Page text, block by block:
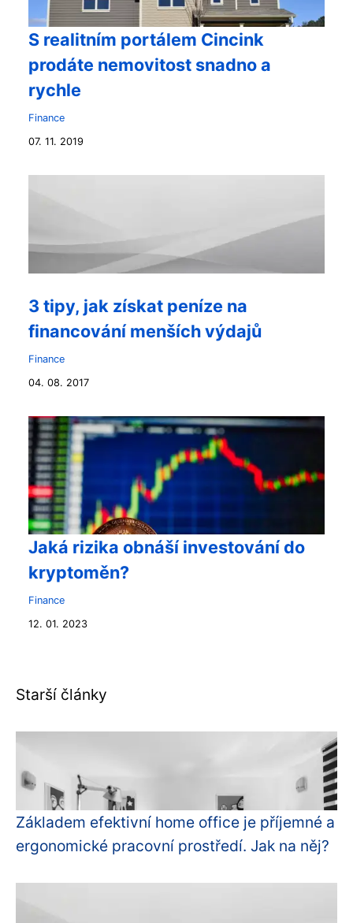
S realitním portálem Cincink
prodáte nemovitost snadno a
rychle
Finance
07. 11. 2019
3 tipy, jak získat peníze na
financování menších výdajů
Finance
04. 08. 2017
Jaká rizika obnáší investování do
kryptoměn?
Finance
12. 01. 2023
Starší články
Základem efektivní home office je příjemné a
ergonomické pracovní prostředí. Jak na něj?